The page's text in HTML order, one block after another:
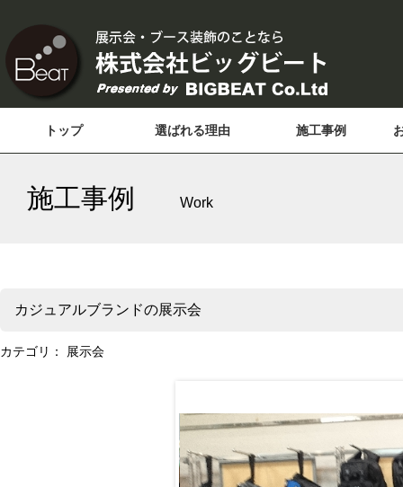
トップ 選ばれる理由 施工事例
施工事例 Work
カジュアルブランドの展示会
カテゴリ： 展示会